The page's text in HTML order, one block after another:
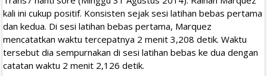
kali ini cukup positif. Konsisten sejak sesi latihan bebas pertama
dan kedua. Di sesi latihan bebas pertama, Marquez
mencatatkan waktu tercepatnya 2 menit 3,208 detik. Waktu
tersebut dia sempurnakan di sesi latihan bebas ke dua dengan
catatan waktu 2 menit 2,126 detik.